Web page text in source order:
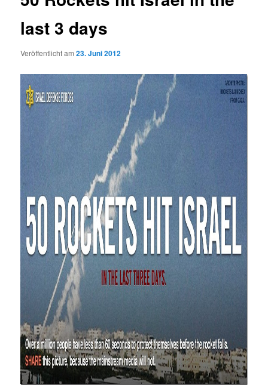
last 3 days
Veröffentlicht am23. Juni 2012